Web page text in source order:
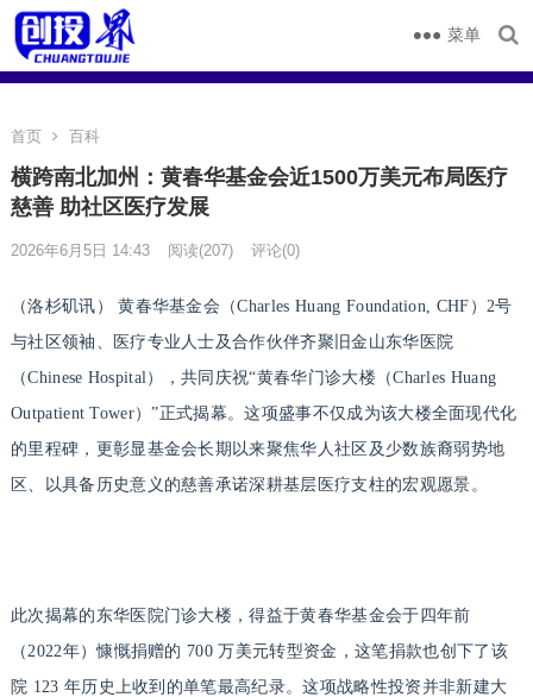
菜单
首页 百科
横跨南北加州：黄春华基金会近1500万美元布局医疗
慈善 助社区医疗发展
2026年6月5日 14:43 阅读(207) 评论(0)
（洛杉矶讯） 黄春华基金会（Charles Huang Foundation, CHF）2号
与社区领袖、医疗专业人士及合作伙伴齐聚旧金山东华医院
（Chinese Hospital），共同庆祝“黄春华门诊大楼（Charles Huang
Outpatient Tower）”正式揭幕。这项盛事不仅成为该大楼全面现代化
的里程碑，更彰显基金会长期以来聚焦华人社区及少数族裔弱势地
区、以具备历史意义的慈善承诺深耕基层医疗支柱的宏观愿景。
此次揭幕的东华医院门诊大楼，得益于黄春华基金会于四年前
（2022年）慷慨捐赠的 700 万美元转型资金，这笔捐款也创下了该
院 123 年历史上收到的单笔最高纪录。这项战略性投资并非新建大